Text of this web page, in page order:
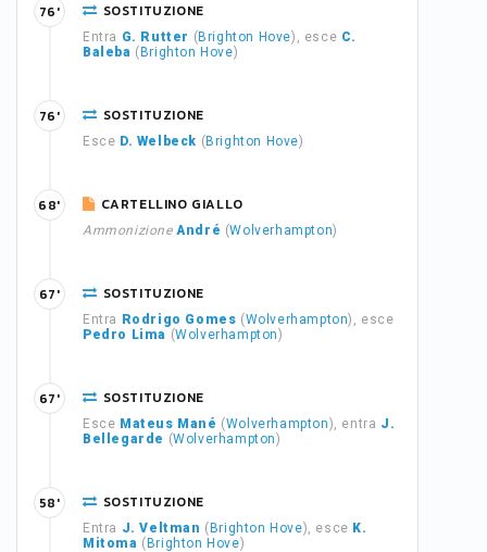
SOSTITUZIONE
Entra G. Rutter ( Brighton Hove), esce C.
Baleba ( Brighton Hove)
76'
SOSTITUZIONE
Esce D. Welbeck ( Brighton Hove)
76'
CARTELLINO GIALLO
Ammonizione André (Wolverhampton)
68'
SOSTITUZIONE
Entra Rodrigo Gomes (Wolverhampton), esce
Pedro Lima (Wolverhampton)
67'
SOSTITUZIONE
Esce Mateus Mané (Wolverhampton), entra J.
Bellegarde (Wolverhampton)
67'
SOSTITUZIONE
Entra J. Veltman ( Brighton Hove), esce K.
Mitoma ( Brighton Hove)
58'